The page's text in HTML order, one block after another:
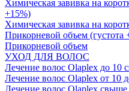
Химическая завивка на
+15%)
Химическая завивка на
Прикорневой объем (густота
Прикорневой объем
УХОД ДЛЯ ВОЛОС
Лечение волос Olapleх до 10
Лечение волос Olapleх от 10
Лечение волос Olapleх